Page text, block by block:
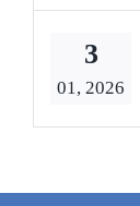
3
01, 2026